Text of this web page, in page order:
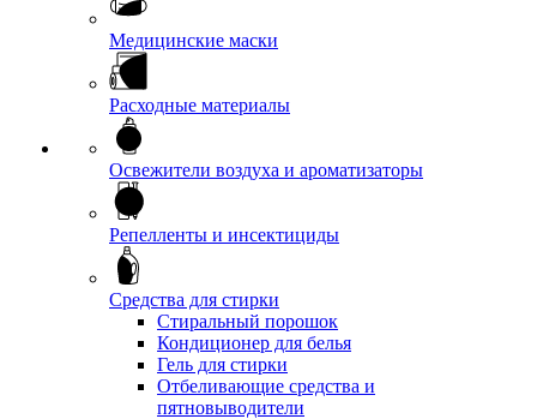
Медицинские маски
Расходные материалы
Освежители воздуха и ароматизаторы
Репелленты и инсектициды
Средства для стирки
Стиральный порошок
Кондиционер для белья
Гель для стирки
Отбеливающие средства и
пятновыводители